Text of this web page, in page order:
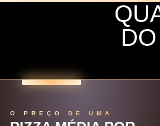
O PREÇO DE UMA